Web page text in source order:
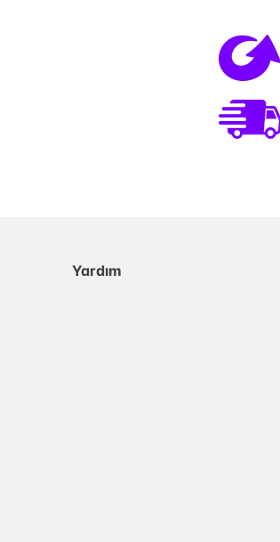
Yardım